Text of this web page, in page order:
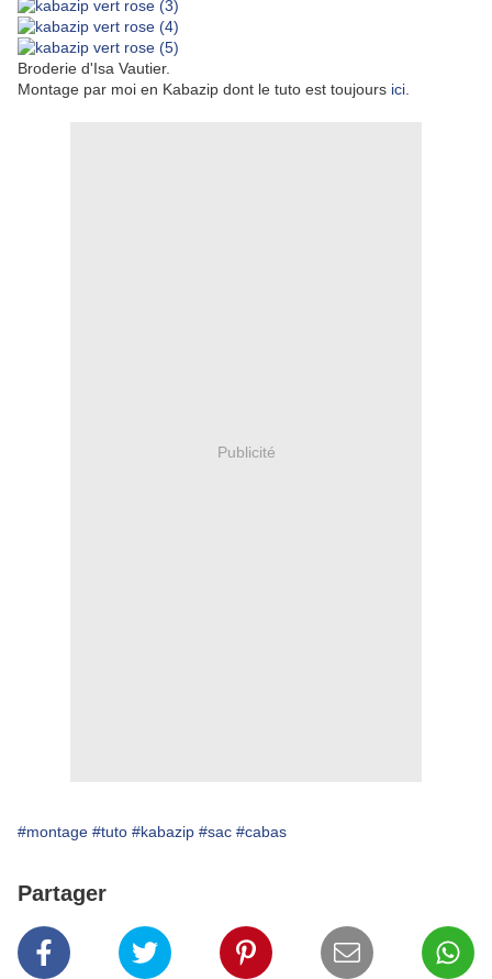
Broderie d'Isa Vautier.
Montage par moi en Kabazip dont le tuto est toujours ici
Publicité
#montage #tuto #kabazip #sac #cabas
Partager